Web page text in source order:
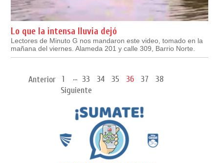
Lo que la intensa lluvia dejó
Lectores de Minuto G nos mandaron este video, tomado en la
mañana del viernes. Alameda 201 y calle 309, Barrio Norte.
Anterior 1 ... 33 34 35 36 37
38
Siguiente